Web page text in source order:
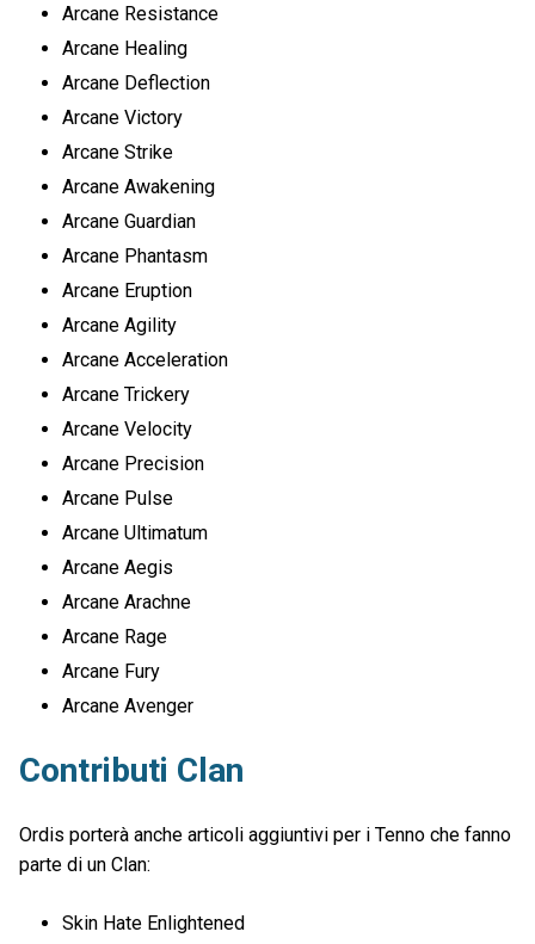
Arcane Resistance
Arcane Healing
Arcane Deflection
Arcane Victory
Arcane Strike
Arcane Awakening
Arcane Guardian
Arcane Phantasm
Arcane Eruption
Arcane Agility
Arcane Acceleration
Arcane Trickery
Arcane Velocity
Arcane Precision
Arcane Pulse
Arcane Ultimatum
Arcane Aegis
Arcane Arachne
Arcane Rage
Arcane Fury
Arcane Avenger
Contributi Clan
Ordis porterà anche articoli aggiuntivi per i Tenno che fanno
parte di un Clan:
Skin Hate Enlightened